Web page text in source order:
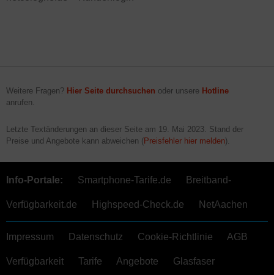
Weitere Fragen? Hier Seite durchsuchen oder unsere Hotline
anrufen.
Letzte Textänderungen an dieser Seite am 19. Mai 2023 . Stand der
Preise und Angebote kann abweichen (Preisfehler hier melden).
Info-Portale: Smartphone-Tarife.de Breitband-
Verfügbarkeit.de Highspeed-Check.de NetAachen
Impressum Datenschutz Cookie-Richtlinie AGB
Verfügbarkeit Tarife Angebote Glasfaser